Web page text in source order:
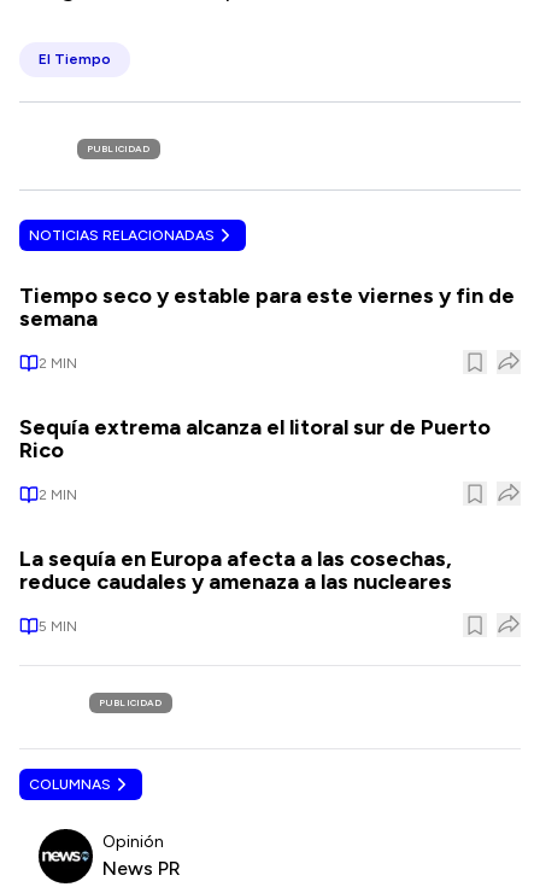
El Tiempo
PUBLICIDAD
NOTICIAS RELACIONADAS
Tiempo seco y estable para este viernes y fin de
semana
2 MIN
Sequía extrema alcanza el litoral sur de Puerto
Rico
2 MIN
La sequía en Europa afecta a las cosechas,
reduce caudales y amenaza a las nucleares
5 MIN
PUBLICIDAD
COLUMNAS
Opinión
News PR